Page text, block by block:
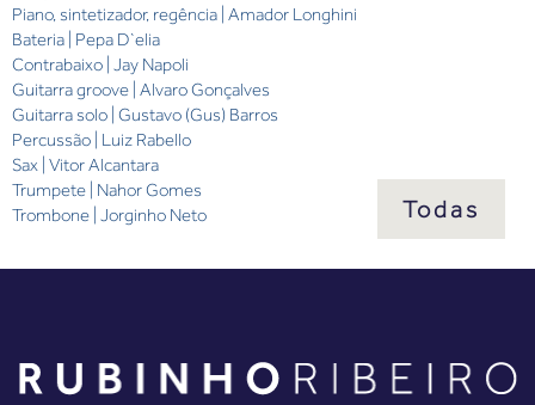
Piano, sintetizador, regência | Amador Longhini
Bateria | Pepa D`elia
Contrabaixo | Jay Napoli
Guitarra groove | Alvaro Gonçalves
Guitarra solo | Gustavo (Gus) Barros
Percussão | Luiz Rabello
Sax | Vitor Alcantara
Trumpete | Nahor Gomes
Trombone | Jorginho Neto
Todas